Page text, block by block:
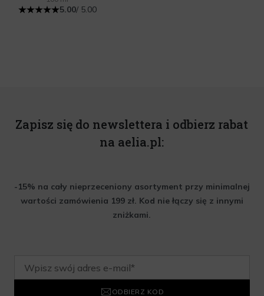
5.00/ 5.00
Zapisz się do newslettera i odbierz rabat
na aelia.pl:
-15% na cały nieprzeceniony asortyment przy minimalnej
wartości zamówienia 199 zł. Kod nie łączy się z innymi
zniżkami.
ODBIERZ KOD